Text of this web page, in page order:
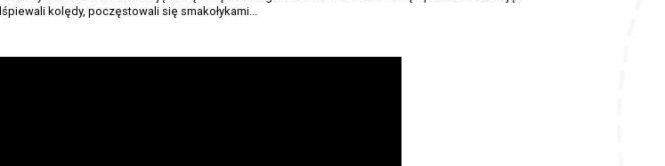
kolędy, poczęstowali się smakołykami...